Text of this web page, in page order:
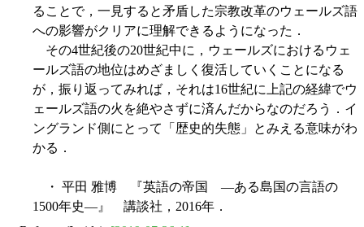
ることで，一見すると矛盾した宗教改革のウェールズ語
への影響がクリアに理解できるようになった．
その4世紀後の20世紀中に，ウェールズにおけるウェ
ールズ語の地位はめざましく復活していくことになる
が，振り返ってみれば，それは16世紀に上記の経緯でウ
ェールズ語の火を絶やさずに済んだからなのだろう．イ
ングランド側にとって「歴史的失態」とみえる意味がわ
かる．
・ 平田 雅博 『英語の帝国 ―ある島国の言語の
1500年史―』 講談社，2016年．